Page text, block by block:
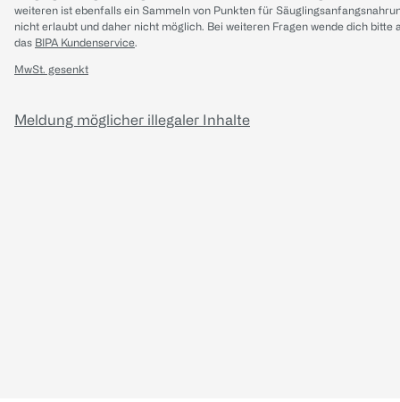
weiteren ist ebenfalls ein Sammeln von Punkten für
nicht erlaubt und daher nicht möglich. Bei weiteren Fragen wende dich bitte
das BIPA Kundenservice.
MwSt. gesenkt
Meldung möglicher illegaler Inhalte